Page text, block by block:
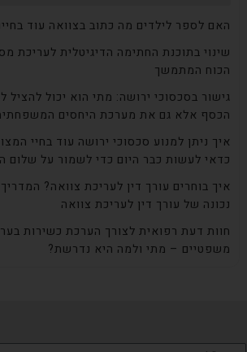
האם לספר לילדים מה כתוב בצוואה עוד
שינוי בתוכנת החתימה הדיגיטלית לעריכת
הכוח המתמשך
גישור בסכסוכי ירושה: מתי הוא יכול
הכסף אלא גם את מערכת היחסים
איך ניתן למנוע סכסוכי ירושה עוד בחיי
כדאי לעשות כבר היום כדי לשמור על
איך בוחרים עורך דין לעריכת צוואה?
נכונה של עורך דין לעריכת צוואה
חוות דעת רפואית לצורך הערכת כשירות
משפטיים – מתי ולמה היא נדרשת?